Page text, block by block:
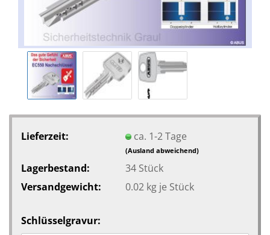
Lieferzeit: ca. 1-2 Tage
(Ausland abweichend)
Lagerbestand: 34 Stück
Versandgewicht:
0.02kg je Stück
Schlüsselgravur: